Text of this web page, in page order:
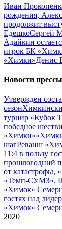
Иван
рождения,
продолжит
ЕдешкоСергей
Адайкин
игрок БК
«Химки»Денис
Новости прессы
Утвержден
сезон
турнир «Кубок
победное
«Химки»
шагРеванш
11:4 в пользу
прошлогодний
от катастрофы,
«Темп-СУМЗ»,
«Химок»
гостях над
«Химок»
2020